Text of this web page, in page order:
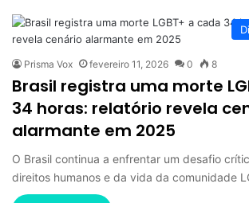
Prisma Vox fevereiro 11, 2026 0 8
Brasil registra uma morte
34 horas: relatório revela
alarmante em 2025
O Brasil continua a enfrentar um desafio
direitos humanos e da vida da comunidade